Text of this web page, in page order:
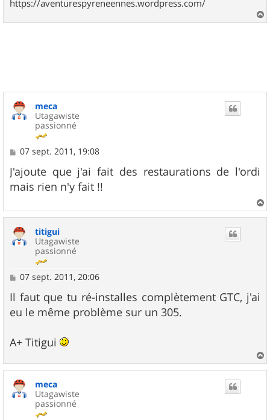
https://aventurespyreneennes.wordpress.com/
a
meca
Utagawiste
passionné
M
s
s
a
e
07 sept. 2011, 19:08
J'ajoute que j'ai fait des restaurations de l'ordi
mais rien n'y fait !!
a
titigui
Utagawiste
passionné
M
s
a
07 sept. 2011, 20:06
Il faut que tu ré-installes complètement GTC, j'ai
eu le même problème sur un 305.
A+ Titigui
a
meca
Utagawiste
passionné